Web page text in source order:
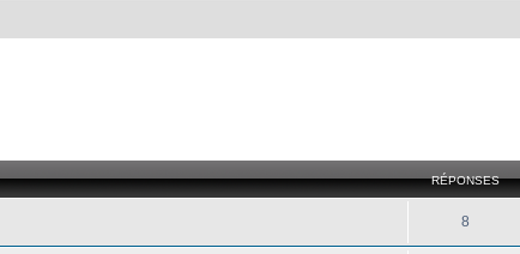
RÉPONSES
8